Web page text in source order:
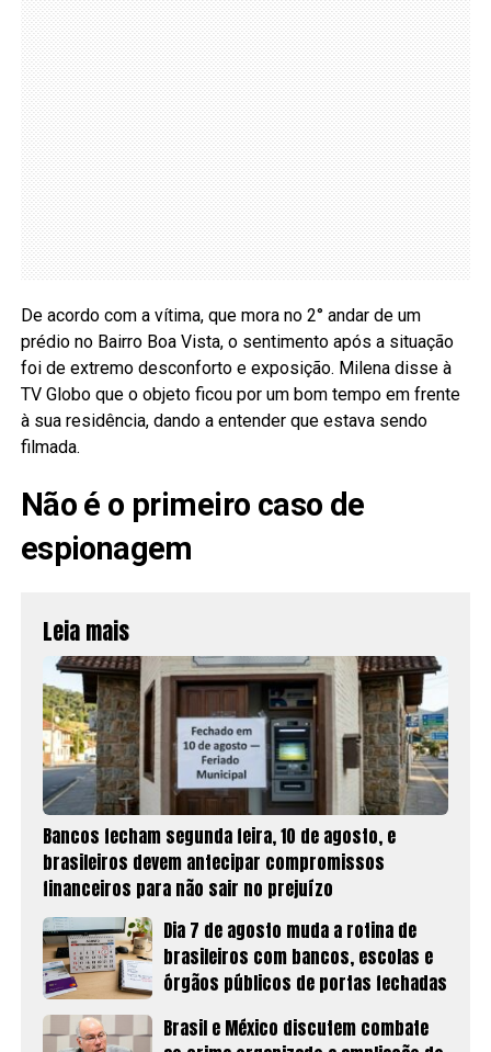
De acordo com a vítima, que mora no 2° andar de um
prédio no Bairro Boa Vista, o sentimento após a situação
foi de extremo desconforto e exposição. Milena disse à
TV Globo que o objeto ficou por um bom tempo em frente
à sua residência, dando a entender que estava sendo
filmada.
Não é o primeiro caso de
espionagem
Leia mais
Bancos fecham segunda feira, 10 de agosto, e
brasileiros devem antecipar compromissos
financeiros para não sair no prejuízo
Dia 7 de agosto muda a rotina de
brasileiros com bancos, escolas e
órgãos públicos de portas fechadas
Brasil e México discutem combate